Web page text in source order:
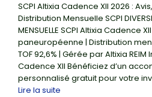
SCPI Altixia Cadence XII 2026 :
Distribution Mensuelle SCPI
MENSUELLE SCPI Altixia Cadence
paneuropéenne | Distribution
TOF 92,6% | Gérée par Altixia
Cadence XII Bénéficiez d’un
personnalisé gratuit pour votre
Lire la suite